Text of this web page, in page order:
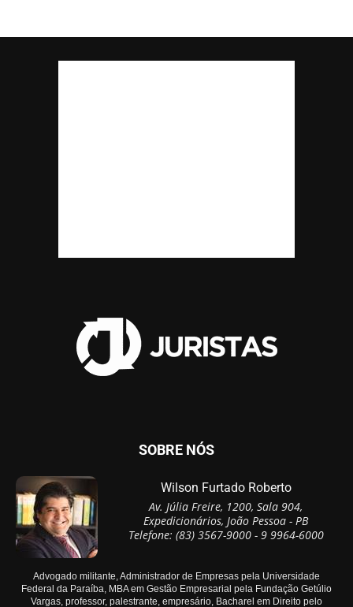
SOBRE NÓS
Wilson Furtado Roberto
Av. Júlia Freire, 1200, Sala 904,
Expedicionários, João Pessoa - PB
Telefone: (83) 3567-9000 - 9 9964-6000
Advogado militante, Administrador de Empresas pela Universidade
Federal da Paraíba, MBA em Gestão Empresarial pela Fundação Getúlio
Vargas, professor, palestrante, empresário, Bacharel em Direito pelo